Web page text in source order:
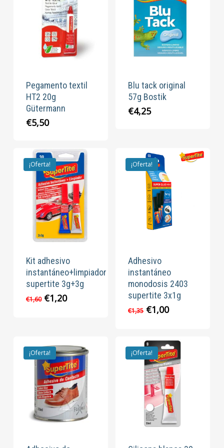
Pegamento textil
HT2 20g
Gütermann
€5,50
Blu tack original
57g Bostik
€4,25
¡Oferta!
Kit adhesivo
instantáneo+limpiador
supertite 3g+3g
€1,60 El
€1,20El
¡Oferta!
Adhesivo
instantáneo
monodosis 2403
supertite 3x1g
€1,35 El
era:
€1,35.
€1,00El
es:
€1,00.
¡Oferta! ¡Oferta!